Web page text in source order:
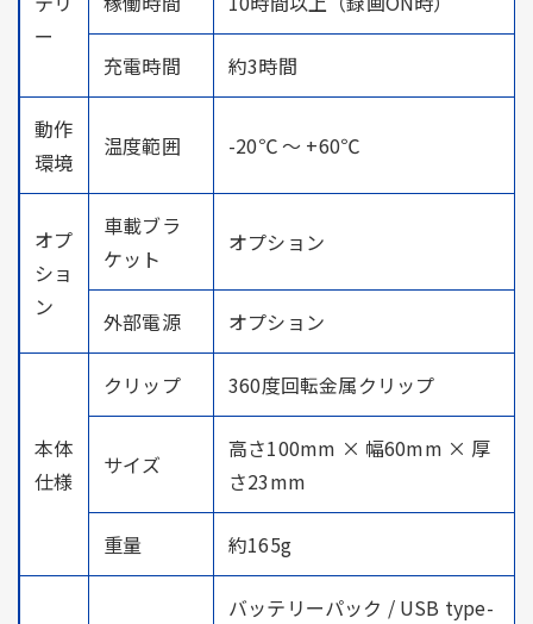
ー
充電時間 約3時間
動作
環境
温度範囲 -20℃ ～ +60℃
オプ
ショ
ン
車載ブラ
ケット
オプション
外部電源 オプション
本体
仕様
クリップ 360度回転金属クリップ
サイズ
高さ100mm × 幅60mm × 厚
さ23mm
重量 約165g
バッテリーパック / USB type-